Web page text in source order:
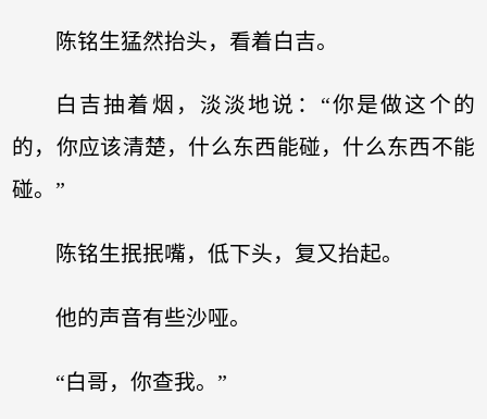
陈铭生猛然抬头，看着白吉。
白吉抽着烟，淡淡地说：“你是做这个的
的，你应该清楚，什么东西能碰，什么东西不能
碰。”
陈铭生抿抿嘴，低下头，复又抬起。
他的声音有些沙哑。
“白哥，你查我。”